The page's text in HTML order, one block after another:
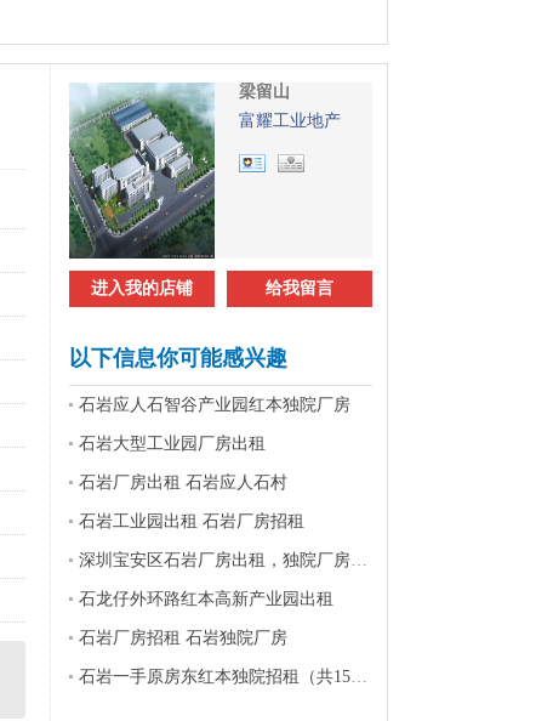
梁留山
富耀工业地产
进入我的店铺 给我留言
以下信息你可能感兴趣
石岩应人石智谷产业园红本独院厂房
石岩大型工业园厂房出租
石岩厂房出租 石岩应人石村
石岩工业园出租 石岩厂房招租
深圳宝安区石岩厂房出租，独院厂房招租
石龙仔外环路红本高新产业园出租
石岩厂房招租 石岩独院厂房
石岩一手原房东红本独院招租（共15000平）